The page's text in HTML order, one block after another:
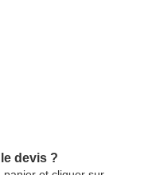
devis ?